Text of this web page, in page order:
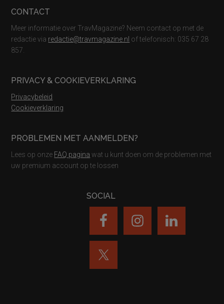
CONTACT
Meer informatie over TravMagazine? Neem contact op met de
redactie via redactie@travmagazine.nl of telefonisch: 035 67 28
857.
PRIVACY & COOKIEVERKLARING
Privacybeleid
Cookieverklaring
PROBLEMEN MET AANMELDEN?
Lees op onze FAQ pagina wat u kunt doen om de problemen met
uw premium account op te lossen
SOCIAL